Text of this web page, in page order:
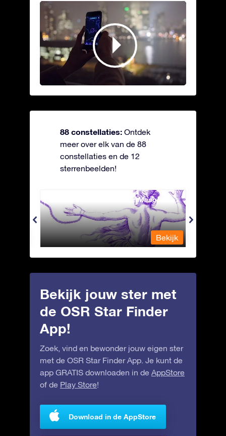
88 constellaties: Ontdek
meer over elk van de 88
constellaties en de 12
sterrenbeelden!
Andromeda - Geketende Maagd
Bekijk
Bekijk jouw ster met
de OSR Star Finder
App!
Zoek, vind en bewonder jouw eigen ster
met de OSR Star Finder App. Je kunt de
app GRATIS downloaden in de AppStore
of de Play Store!
Download in de AppStore